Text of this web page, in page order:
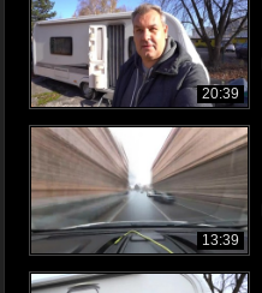
20:39
13:39